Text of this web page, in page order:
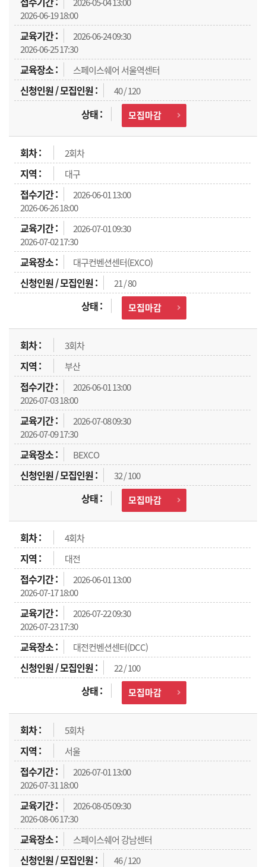
2026-06-19 18:00
2026-06-24 09:30
2026-06-25 17:30
스페이스쉐어 서울역센터
40 / 120
모집마감
2회차
대구
2026-06-01 13:00
2026-06-26 18:00
2026-07-01 09:30
2026-07-02 17:30
대구컨벤션센터(EXCO)
21 / 80
모집마감
3회차
부산
2026-06-01 13:00
2026-07-03 18:00
2026-07-08 09:30
2026-07-09 17:30
BEXCO
32 / 100
모집마감
4회차
대전
2026-06-01 13:00
2026-07-17 18:00
2026-07-22 09:30
2026-07-23 17:30
대전컨벤션센터(DCC)
22 / 100
모집마감
5회차
서울
2026-07-01 13:00
2026-07-31 18:00
2026-08-05 09:30
2026-08-06 17:30
스페이스쉐어 강남센터
46 / 120